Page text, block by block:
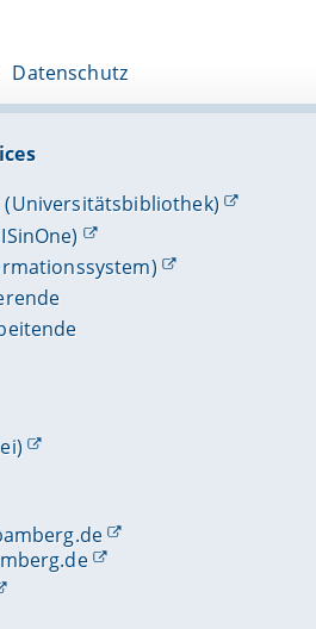
Datenschutz
(Universitätsbibliothek)